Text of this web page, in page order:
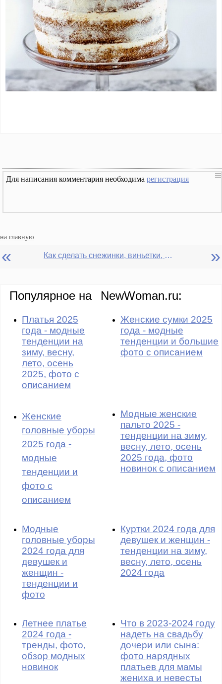
Для написания комментария необходима регистрация
на главную
« Как сделать снежинки, виньетки, елочки для тортов и печения »
Популярное на NewWoman.ru:
Платья 2025
года - модные
тенденции на
зиму, весну,
лето, осень
2025, фото с
описанием
Женские сумки 2025
года - модные
тенденции и большие
фото с описанием
Женские
головные уборы
2025 года -
модные
тенденции и
фото с
описанием
Модные женские
пальто 2025 -
тенденции на зиму,
весну, лето, осень
2025 года, фото
новинок с описанием
Модные
головные уборы
2024 года для
девушек и
женщин -
тенденции и
фото
Куртки 2024 года для
девушек и женщин -
тенденции на зиму,
весну, лето, осень
2024 года
Летнее платье
2024 года -
тренды, фото,
обзор модных
новинок
Что в 2023-2024 году
надеть на свадьбу
дочери или сына:
фото нарядных
платьев для мамы
жениха и невесты